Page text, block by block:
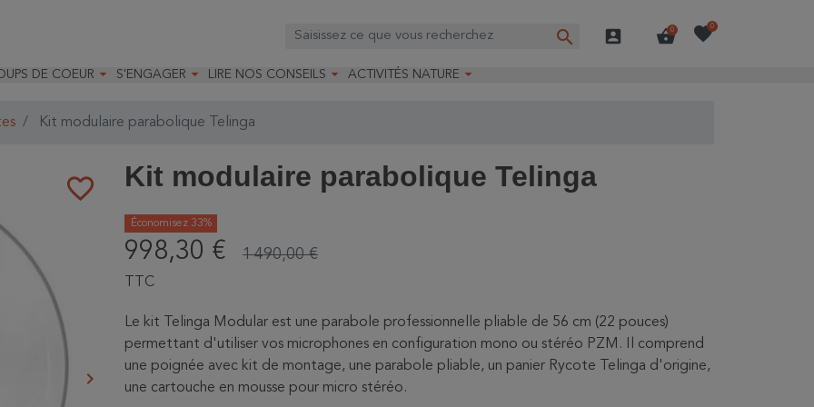
search account_box shopping_basket
0 favorite0
DE COEUR  S'ENGAGER 
Faire un legs
LIRE NOS CONSEILS 
Installer un abreuvoir
ACTIVITÉS NATURE 
Kit modulaire parabolique Telinga
favorite_border
Suivant
keyboard_arrow_right
Kit modulaire parabolique Telinga
Économisez 33%
998,30 € 1 490,00 €
TTC
Le kit Telinga Modular est une parabole professionnelle pliable de 56 cm (22 pouces)
permettant d'utiliser vos microphones en configuration mono ou stéréo PZM. Il comprend
une poignée avec kit de montage, une parabole pliable, un panier Rycote Telinga d'origine,
une cartouche en mousse pour micro stéréo.